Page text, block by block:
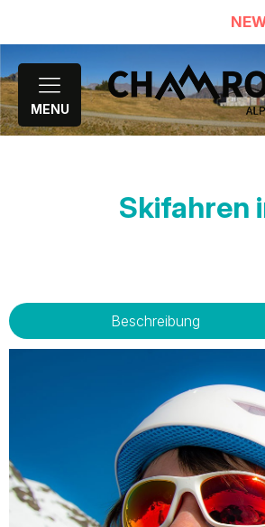
MENU
Skifahren
Beschreibung